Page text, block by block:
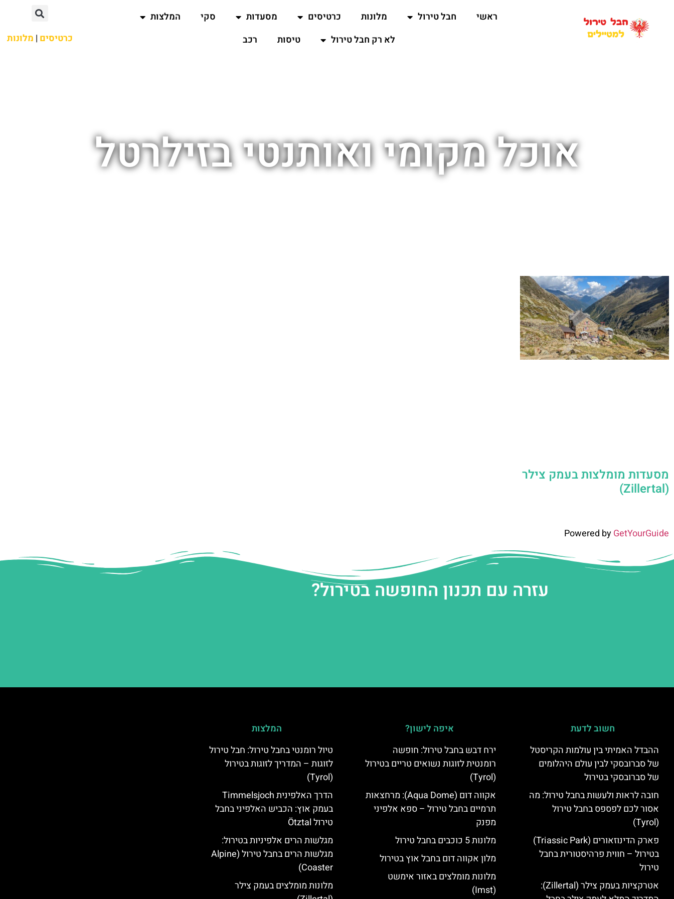
ראשי חבל טירול מלונות כרטיסים מסעדות סקי
המלצות
לא רק חבל טירול
טיסות רכב כרטיסים | מלונות
אוכל מקומי ואותנטי בזילרטל
מסעדות מומלצות בעמק צילר
(Zillertal)
Powered byGetYourGuide
עזרה עם תכנון החופשה בטירול?
חשוב לדעת
ההבדל האמיתי בין עולמות הקריסטל
של סברובסקי לבין עולם היהלומים
של סברובסקי בטירול
חובה לראות ולעשות בחבל טירול: מה
אסור לכם לפספס בחבל טירול
(Tyrol)
פארק הדינוזאורים (Triassic Park)
בטירול – חווית פרהיסטורית בחבל
טירול
אטרקציות בעמק צילר (Zillertal):
איפה לישון?
ירח דבש בחבל טירול: חופשה
רומנטית לזוגות נשואים טריים בטירול
(Tyrol)
אקווה דום (Aqua Dome): מרחצאות
תרמיים בחבל טירול – ספא אלפיני
מפנק
מלונות 5 כוכבים בחבל טירול
מלון אקווה דום בחבל אוץ בטירול
מלונות מומלצים באזור אימשט
(Imst)
המלצות
טיול רומנטי בחבל טירול: חבל טירול
לזוגות – המדריך לזוגות בטירול
(Tyrol)
הדרך האלפינית Timmelsjoch
בעמק אוץ: הכביש האלפיני בחבל
טירול Ötztal
מגלשות הרים אלפיניות בטירול:
מגלשות הרים בחבל טירול (Alpine
Coaster)
מלונות מומלצים בעמק צילר